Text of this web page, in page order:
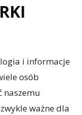
i informacje
osób
naszemu
ważne dla